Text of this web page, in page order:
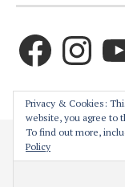
FacebookInstagram
Wprowadź swój
blog i
Cześć! Moja strona
działania.
natomiast w
Privacy & Cookies:
website, you agree to
To find out more,
Policy